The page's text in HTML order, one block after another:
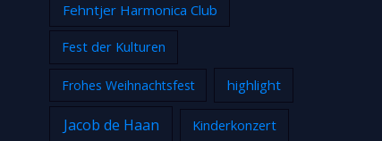
Fehntjer Harmonica Club
Fest der Kulturen
Frohes Weihnachtsfest highlight
Jacob de Haan Kinderkonzert